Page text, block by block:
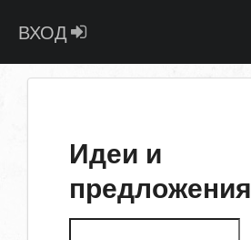
ВХОД
Идеи и
предложения